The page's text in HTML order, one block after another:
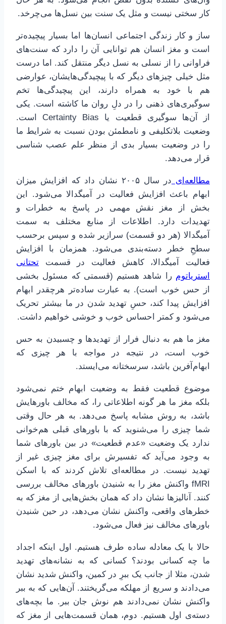
کار سختی نیست و مثل یک سنت بین نسل‌ها می‌چرخد.
ساز و کار زندگی اجتماعی انسان‌ها اما بسیار پیچیده‌تر
است و مغز انسان هم توانایی آن را دارد که سنت‌های
فراوانی را از نسلی به نسل دیگر منتقل کند. اما درست
مثل خیلی چیزهای دیگر که با پیچیدگی‌هایشان، عوارضی
هم با خود به همراه دارند، این پیچیدگی‌ها تخم
سوگیری‌های ذهنی را در دلِ روان ما کاشته است. یکی
از آن‌ها سوگیری قطعیت یا Certainty Bias است.
وضعیت بلاتکلیفی و نامطمئن بودن نسبت به شرایط ما
را در وضعیت بسیار بدی از منظر علم عصب شناسی
قرار می‌دهد.
مطالعه‌ای
در سال ۲۰۰۵ نشان داد که افزایش میزان
ابهام باعث افزایش فعالیت در آمیگدالا می‌شود. این
بخش از مغز نقش مهمی در پاسخ به خطرات و
تهدیدات دارد. اطلاعات از منابع مختلف به سمت
آمیگدالا (هر دو قسمت) سرازیر شده و سپس برحسب
سطحِ خطر دسته‌بندی می‌شود. همزمان با افزایش
فعالیت آمیگدالا، کاهش فعالیت در قسمت تحتانی
استریاتوم را شاهد هستیم (قسمتی که مسئول بخشی
از حس خوب است). به عبارت ساده‌تر هرچقدر ابهام
افزایش پیدا کند، حسِ تهدید شدن در ما بیشتر تحریک
می‌شود و کمتر احساس خوب و خوشی خواهیم داشت.
مغز ما هم به دنبال فرار از تهدیدها و چسبیدن به حس
خوب است، در نتیجه در مواجه با هر چیزی که
ابهام‌آفرین باشد، سرسختانه می‌ایستد.
موضوع قطعیت فقط به وضعیت ابهام ختم نمی‌شود
بلکه مغز ما هر گونه اطلاعاتی را، که مخالف باورهایش
باشد، به روش مشابه پاسخ می‌دهد. به هر حال وقتی
شما چیزی را می‌شنوید که با باورهای قبلی هم‌خوانی
ندارد یک وضعیت «عدم قطعیت» در بین باورهای شما
به وجود می‌آید که تفسیرش برای مغز چیزی غیر از
تهدید نیست. در مطالعه‌ای تلاش کردند که با اسکن
fMRI واکنش مغز را به شنیدن باورهای مخالف بررسی
کنند. آنالیزها نشان داد که همان بخش‌هایی از مغز که به
خطرهای واقعی، واکنش نشان می‌دهد، در حین شنیدن
باورهای مخالف نیز فعال می‌شود.
حالا با یک معادله ساده طرف هستیم. اول اینکه اجداد
ما چه کسانی بودند؟ کسانی که به نشانه‌های تهدید
شدن، مثلا از جانب یک ببرِ در کمین، واکنش شدید نشان
می‌دادند و سریع از مهلکه می‌گریختند. آن‌هایی که به ببر
واکنش نشان نمی‌دادند هم نوش جان ببر. ما بچه‌های
دسته‌ی اول هستیم. دوم، همان قسمت‌هایی از مغز که